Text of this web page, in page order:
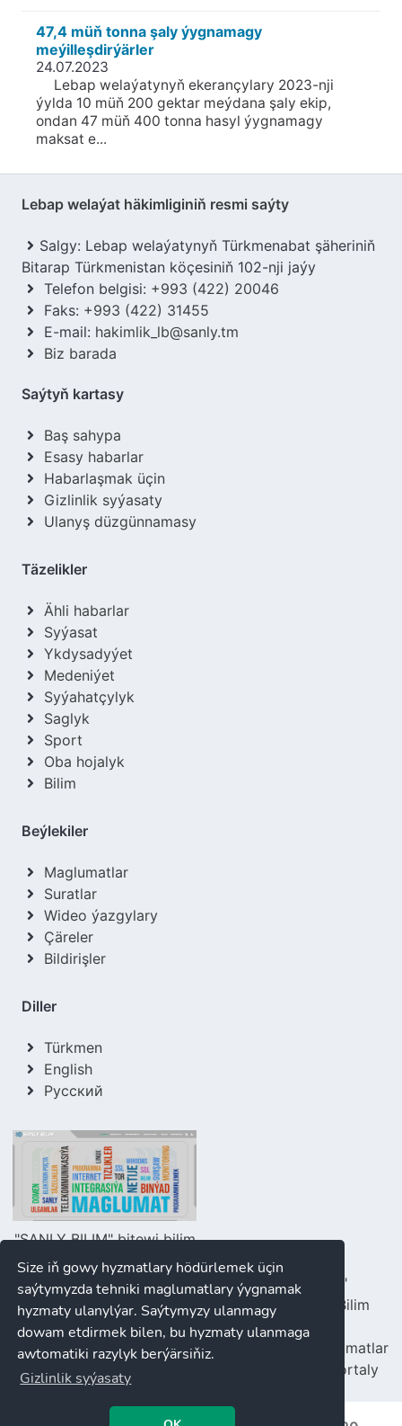
Size iň gowy hyzmatlary hödürlemek üçin
saýtymyzda tehniki maglumatlary ýygnamak
hyzmaty ulanylýar. Saýtymyzy ulanmagy
dowam etdirmek bilen, bu hyzmaty ulanmaga
awtomatiki razylyk berýärsiňiz.
Gizlinlik syýasaty
47,4 müň tonna şaly ýygnamagy
meýilleşdirýärler
24.07.2023
Lebap welaýatynyň ekerançylary 2023-nji
ýylda 10 müň 200 gektar meýdana şaly ekip,
ondan 47 müň 400 tonna hasyl ýygnamagy
maksat e...
Lebap welaýat häkimliginiň resmi saýty
Salgy: Lebap welaýatynyň Türkmenabat şäheriniň
Bitarap Türkmenistan köçesiniň 102-nji jaýy
Telefon belgisi: +993 (422) 20046
Faks: +993 (422) 31455
E-mail: hakimlik_lb@sanly.tm
Biz barada
Saýtyň kartasy
Baş sahypa
Esasy habarlar
Habarlaşmak üçin
Gizlinlik syýasaty
Ulanyş düzgünnamasy
Täzelikler
Ähli habarlar
Syýasat
Ykdysadyýet
Medeniýet
Syýahatçylyk
Saglyk
Sport
Oba hojalyk
Bilim
Beýlekiler
Maglumatlar
Suratlar
Wideo ýazgylary
Çäreler
Bildirişler
Diller
Türkmen
English
Русский
"SANLY BILIM" bitewi bilim
portaly
"SANLY BILIM"
Türkmenistanyň Bilim
ministrliginiň
merkezleşdirilen hyzmatlar
we maglumatlar portaly